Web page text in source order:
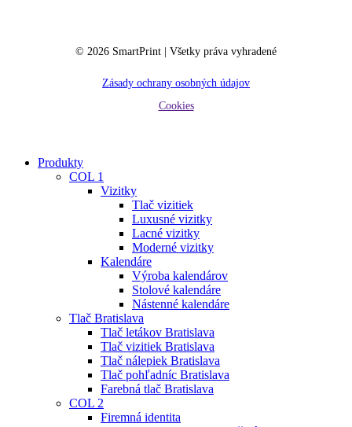
© 2026 SmartPrint | Všetky práva vyhradené
Zásady ochrany osobných údajov
Cookies
Close
Produkty
COL 1
Vizitky
Tlač vizitiek
Luxusné vizitky
Lacné vizitky
Moderné vizitky
Kalendáre
Výroba kalendárov
Stolové kalendáre
Nástenné kalendáre
Tlač Bratislava
Tlač letákov Bratislava
Tlač vizitiek Bratislava
Tlač nálepiek Bratislava
Tlač pohľadníc Bratislava
Farebná tlač Bratislava
COL 2
Firemná identita